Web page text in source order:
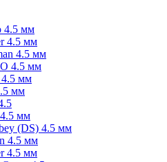
4.5 мм
4.5 мм
4.5 мм
4.5 мм
мм
мм
мм
(DS) 4.5 мм
4.5 мм
4.5 мм